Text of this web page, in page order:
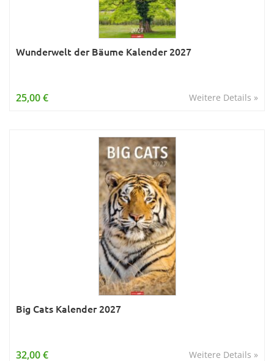
Wunderwelt der Bäume Kalender 2027
Weitere Details »
25,00 €
Big Cats Kalender 2027
Weitere Details »
32,00 €